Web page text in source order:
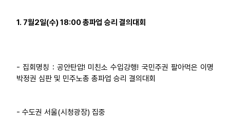
1. 7월2일(수) 18:00 총파업 승리 결의대회
- 집회명칭 : 공안탄압! 미친소 수입강행! 국민주권 팔아먹은 이명
박정권 심판 및 민주노총 총파업 승리 결의대회
- 수도권 서울(시청광장) 집중